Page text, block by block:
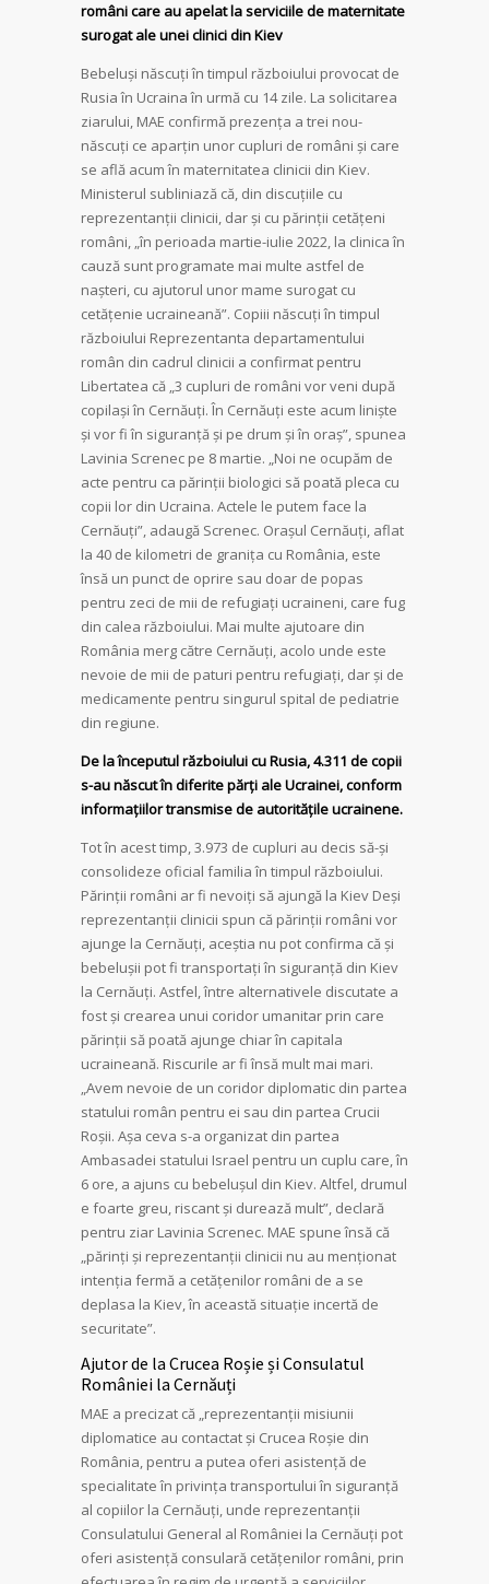
români care au apelat la serviciile de maternitate
surogat ale unei clinici din Kiev
Bebeluși născuți în timpul războiului provocat de
Rusia în Ucraina în urmă cu 14 zile. La solicitarea
ziarului, MAE confirmă prezența a trei nou-
născuți ce aparțin unor cupluri de români și care
se află acum în maternitatea clinicii din Kiev.
Ministerul subliniază că, din discuțiile cu
reprezentanții clinicii, dar și cu părinții cetățeni
români, „în perioada martie-iulie 2022, la clinica în
cauză sunt programate mai multe astfel de
nașteri, cu ajutorul unor mame surogat cu
cetățenie ucraineană”. Copiii născuți în timpul
războiului Reprezentanta departamentului
român din cadrul clinicii a confirmat pentru
Libertatea că „3 cupluri de români vor veni după
copilași în Cernăuți. În Cernăuți este acum liniște
și vor fi în siguranță și pe drum și în oraș”, spunea
Lavinia Screnec pe 8 martie. „Noi ne ocupăm de
acte pentru ca părinții biologici să poată pleca cu
copii lor din Ucraina. Actele le putem face la
Cernăuți”, adaugă Screnec. Orașul Cernăuți, aflat
la 40 de kilometri de granița cu România, este
însă un punct de oprire sau doar de popas
pentru zeci de mii de refugiați ucraineni, care fug
din calea războiului. Mai multe ajutoare din
România merg către Cernăuți, acolo unde este
nevoie de mii de paturi pentru refugiați, dar și de
medicamente pentru singurul spital de pediatrie
din regiune.
De la începutul războiului cu Rusia, 4.311 de copii
s-au născut în diferite părți ale Ucrainei, conform
informațiilor transmise de autoritățile ucrainene.
Tot în acest timp, 3.973 de cupluri au decis să-și
consolideze oficial familia în timpul războiului.
Părinții români ar fi nevoiți să ajungă la Kiev Deși
reprezentanții clinicii spun că părinții români vor
ajunge la Cernăuți, aceștia nu pot confirma că și
bebelușii pot fi transportați în siguranță din Kiev
la Cernăuți. Astfel, între alternativele discutate a
fost și crearea unui coridor umanitar prin care
părinții să poată ajunge chiar în capitala
ucraineană. Riscurile ar fi însă mult mai mari.
„Avem nevoie de un coridor diplomatic din partea
statului român pentru ei sau din partea Crucii
Roșii. Așa ceva s-a organizat din partea
Ambasadei statului Israel pentru un cuplu care, în
6 ore, a ajuns cu bebelușul din Kiev. Altfel, drumul
e foarte greu, riscant și durează mult”, declară
pentru ziar Lavinia Screnec. MAE spune însă că
„părinți și reprezentanții clinicii nu au menționat
intenția fermă a cetățenilor români de a se
deplasa la Kiev, în această situație incertă de
securitate”.
Ajutor de la Crucea Roșie și Consulatul
României la Cernăuți
MAE a precizat că „reprezentanții misiunii
diplomatice au contactat și Crucea Roșie din
România, pentru a putea oferi asistență de
specialitate în privința transportului în siguranță
al copiilor la Cernăuți, unde reprezentanții
Consulatului General al României la Cernăuți pot
oferi asistență consulară cetățenilor români, prin